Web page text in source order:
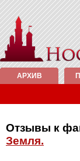
АРХИВ
Отзывы к
Земля.